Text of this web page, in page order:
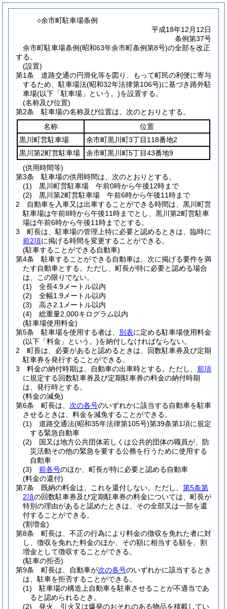
○余市町駐車場条例
平成18年12月12日
条例第37号
余市町駐車場条例(昭和63年余市町条例第8号)の全部を改正
する。
(設置)
第1条
道路交通の円滑化等を図り、もって町民の利便に寄与
するため、駐車場法(昭和32年法律第106号)に基づき路外駐
車場(以下「駐車場」という。)を設置する。
(名称及び位置)
第2条
駐車場の名称及び位置は、次のとおりとする。
名称
位置
黒川町営駐車場
余市町黒川町3丁目118番地2
黒川第2町営駐車場
余市町黒川町5丁目43番地9
(供用時間等)
第3条
駐車場の供用時間は、次のとおりとする。
(1)
黒川町営駐車場 午前0時から午後12時まで
(2)
黒川第2町営駐車場 午前6時から午後11時まで
2
自動車を入車又は出車することができる時間は、黒川町営
駐車場は午前8時から午後11時までとし、黒川第2町営駐車
場は午前6時から午後11時までとする。
3
町長は、駐車場の管理上特に必要と認めるときは、臨時に
前2項に掲げる時間を変更することができる。
(駐車することができる自動車)
第4条
駐車することができる自動車は、次に掲げる要件を満
たす自動車とする。 ただし、町長が特に必要と認める場合
は、この限りでない。
(1)
全長4.9メートル以内
(2)
全幅1.9メートル以内
(3)
高さ2.1メートル以内
(4)
総重量2,000キログラム以内
(駐車場使用料金)
第5条
駐車場を使用する者は、 別表に定める駐車場使用料金
(以下「料金」という。)を納付しなければならない。
2
町長は、必要があると認めるときは、回数駐車券及び定期
駐車券を発行することができる。
3
料金の納付時期は、自動車の出車時とする。 ただし、 前項
に規定する回数駐車券及び定期駐車券の料金の納付時期
は、発行時とする。
(料金の減免)
第6条
町長は、 次の各号のいずれかに該当する自動車を駐車
させるときは、料金を減免することができる。
(1)
道路交通法(昭和35年法律第105号)第39条第1項に規定
する緊急自動車
(2)
国又は地方公共団体若しくは公共的団体の職員が、防
災活動その他の緊急を要する公務を行うために使用する
自動車
(3)
前各号のほか、町長が特に必要と認める自動車
(料金の還付)
第7条
既納の料金は、これを還付しない。 ただし、 第5条第
2項の回数駐車券及び定期駐車券の料金については、町長が
特別の理由があると認めたときは、その全部又は一部を還
付することができる。
(割増金)
第8条
町長は、不正の行為により料金の徴収を免れた者に対
し、徴収を免れた料金のほか、その額に相当する額を、割
増金として徴収することができる。
(駐車の拒否)
第9条
町長は、自動車が次の各号のいずれかに該当するとき
は、駐車を拒否することができる。
(1)
駐車場の構造上自動車を駐車させることが不適当であ
ると認められるとき。
(2)
発火、引火又は爆発のおそれのある物品を積載してい